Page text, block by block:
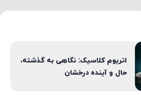
اتریوم کلاسیک: نگاهی به گذشته،
حال و آینده درخشان